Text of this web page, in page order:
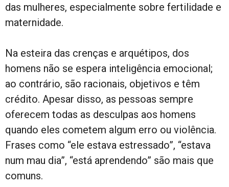
das mulheres, especialmente sobre fertilidade e
maternidade.
Na esteira das crenças e arquétipos, dos
homens não se espera inteligência emocional;
ao contrário, são racionais, objetivos e têm
crédito. Apesar disso, as pessoas sempre
oferecem todas as desculpas aos homens
quando eles cometem algum erro ou violência.
Frases como “ele estava estressado”, “estava
num mau dia”, “está aprendendo” são mais que
comuns.